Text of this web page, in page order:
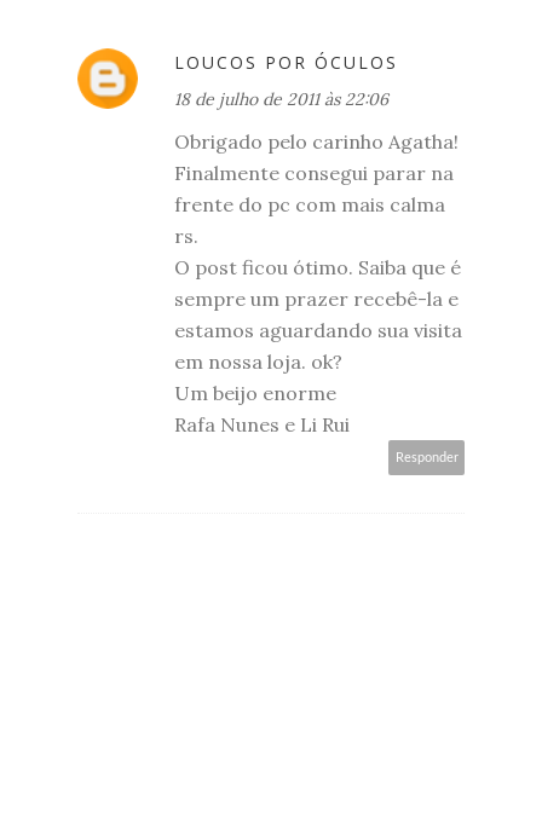
LOUCOS POR ÓCULOS
18 de julho de 2011 às 22:06
Obrigado pelo carinho Agatha!
Finalmente consegui parar na
frente do pc com mais calma
rs.
O post ficou ótimo. Saiba que é
sempre um prazer recebê-la e
estamos aguardando sua visita
em nossa loja. ok?
Um beijo enorme
Rafa Nunes e Li Rui
Responder